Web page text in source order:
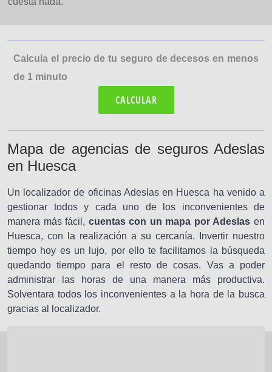
Calcula el precio de tu seguro de decesos en menos
de 1 minuto
CALCULAR
Mapa de agencias de seguros Adeslas
en Huesca
Un localizador de oficinas Adeslas en Huesca ha venido a
gestionar todos y cada uno de los inconvenientes de
manera más fácil, cuentas con un mapa por Adeslas en
Huesca, con la realización a su cercanía. Invertir nuestro
tiempo hoy es un lujo, por ello te facilitamos la búsqueda
quedando tiempo para el resto de cosas. Vas a poder
administrar las horas de una manera más productiva.
Solventara todos los inconvenientes a la hora de la busca
gracias al localizador.